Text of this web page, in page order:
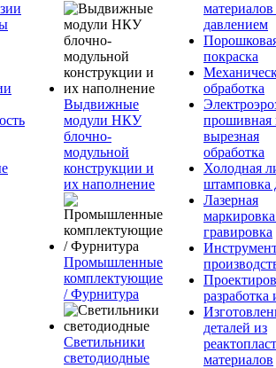
Выдвижные
модули НКУ
блочно-
модульной
конструкции и
их наполнение
Промышленные
комплектующие
/ Фурнитура
Светильники
светодиодные
давлением
покраска
обработка
прошивная
вырезная
обработка
Холодная
штамповка
Лазерная
гравировка
разработка
деталей из
материалов